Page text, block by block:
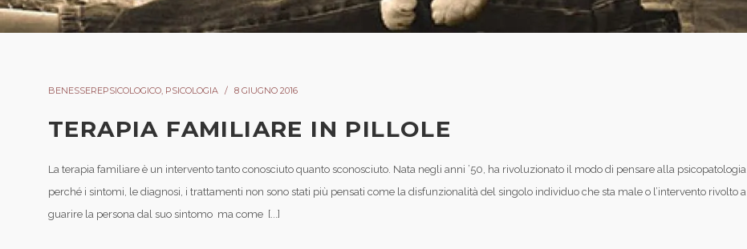
BENESSEREPSICOLOGICO, PSICOLOGIA 8 GIUGNO 2016
TERAPIA FAMILIARE IN PILLOLE
La terapia familiare è un intervento tanto conosciuto quanto sconosciuto. Nata negli anni ’50, ha rivoluzionato il modo di pensare alla psicopatologia
perché i sintomi, le diagnosi, i trattamenti non sono stati più pensati come la disfunzionalità del singolo individuo che sta male o l’intervento rivolto a
guarire la persona dal suo sintomo ma come [...]